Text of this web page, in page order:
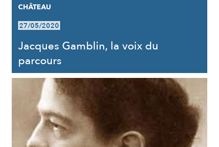
CHÂTEAU
27/05/2020
Jacques Gamblin, la voix du
parcours